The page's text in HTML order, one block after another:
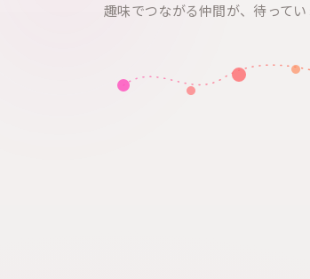
趣味でつながる仲間が、待ってい